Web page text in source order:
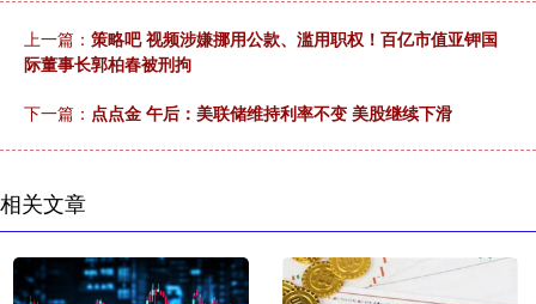
上一篇： 策略吧 视频涉嫌挪用公款、滥用职权！百亿市值亚钾国
际董事长郭柏春被刑拘
下一篇： 点点金 午后：美联储维持利率不变 美股继续下滑
相关文章